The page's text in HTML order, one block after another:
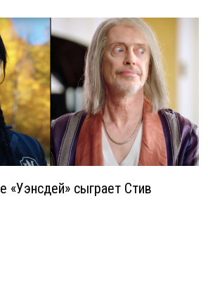
«Уэнсдей» сыграет Стив